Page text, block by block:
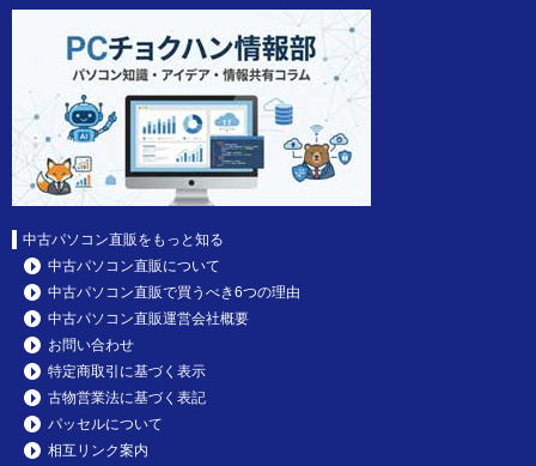
中古パソコン直販をもっと知る
中古パソコン直販について
中古パソコン直販で買うべき6つの理由
中古パソコン直販運営会社概要
お問い合わせ
特定商取引に基づく表示
古物営業法に基づく表記
パッセルについて
相互リンク案内